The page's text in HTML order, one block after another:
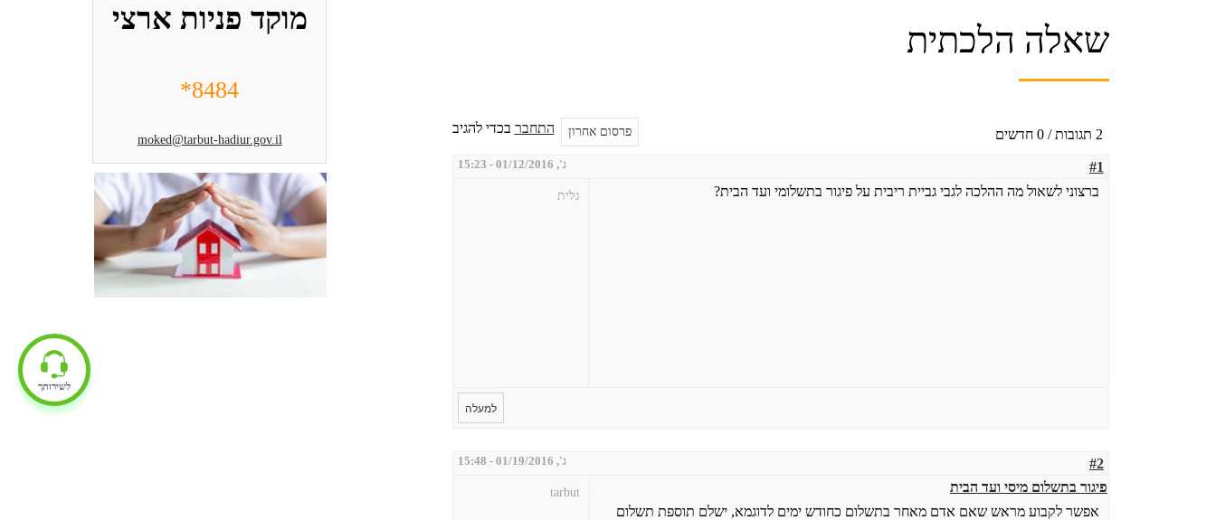
ך
מ
שאלה הלכתית
2 תגובות / 0 חדשים התחבר בכדי להגיב פרסום אחרון
ג', 01/12/2016 - 15:23 #1
גלית ברצוני לשאול מה ההלכה לגבי גביית ריבית על פיגור בתשלומי ועד הבית?
למעלה
ג', 01/19/2016 - 15:48 #2
tarbut
פיגור בתשלום מיסי ועד הבית
אפשר לקבוע מראש שאם אדם מאחר בתשלום כחודש ימים לדוגמא, ישלם תוספת תשלום
מוקד פניות ארצי
8484*
moked@tarbut-hadiur.gov.il
לשירותך